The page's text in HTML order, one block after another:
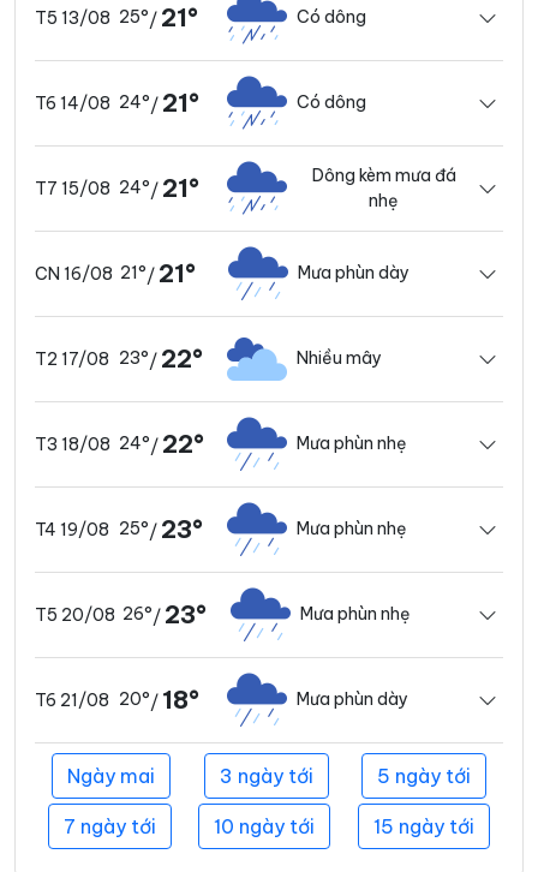
T5 13/08 25°/ 21° Có dông
T6 14/08 24°/ 21° Có dông
T7 15/08 24°/ 21°
Dông kèm mưa đá
nhẹ
CN 16/08 21°/ 21° Mưa phùn dày
T2 17/08 23°/ 22° Nhiều mây
T3 18/08 24°/ 22° Mưa phùn nhẹ
T4 19/08 25°/ 23° Mưa phùn nhẹ
T5 20/08 26°/ 23° Mưa phùn nhẹ
T6 21/08 20°/ 18° Mưa phùn dày
Ngày mai 3 ngày tới 5 ngày tới
7 ngày tới 10 ngày tới 15 ngày tới